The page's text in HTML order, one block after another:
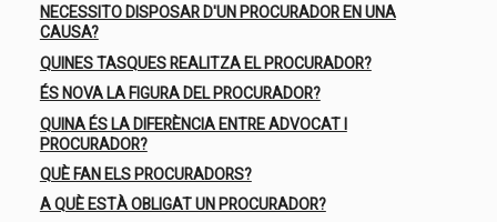
NECESSITO DISPOSAR D'UN PROCURADOR EN UNA
CAUSA?
QUINES TASQUES REALITZA EL PROCURADOR?
ÉS NOVA LA FIGURA DEL PROCURADOR?
QUINA ÉS LA DIFERÈNCIA ENTRE ADVOCAT I
PROCURADOR?
QUÈ FAN ELS PROCURADORS?
A QUÈ ESTÀ OBLIGAT UN PROCURADOR?